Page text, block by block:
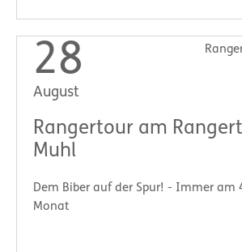
28
August
Rangertour am
Muhl
Dem Biber auf der Spur! - Immer am
Monat